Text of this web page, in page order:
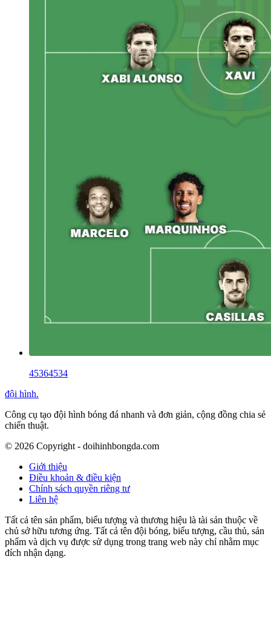
45364534
đội hình.
Công cụ tạo đội hình bóng đá nhanh và đơn giản, cộng đồng chia sẻ
chiến thuật.
© 2026 Copyright - doihinhbongda.com
Giới thiệu
Điều khoản & điều kiện
Chính sách quyền riêng tư
Liên hệ
Tất cả tên sản phẩm, biểu tượng và thương hiệu là tài sản thuộc về
chủ sở hữu tương ứng. Tất cả tên đội bóng, biểu tượng, cầu thủ, sản
phẩm và dịch vụ được sử dụng trong trang web này chỉ nhằm mục
đích nhận dạng.